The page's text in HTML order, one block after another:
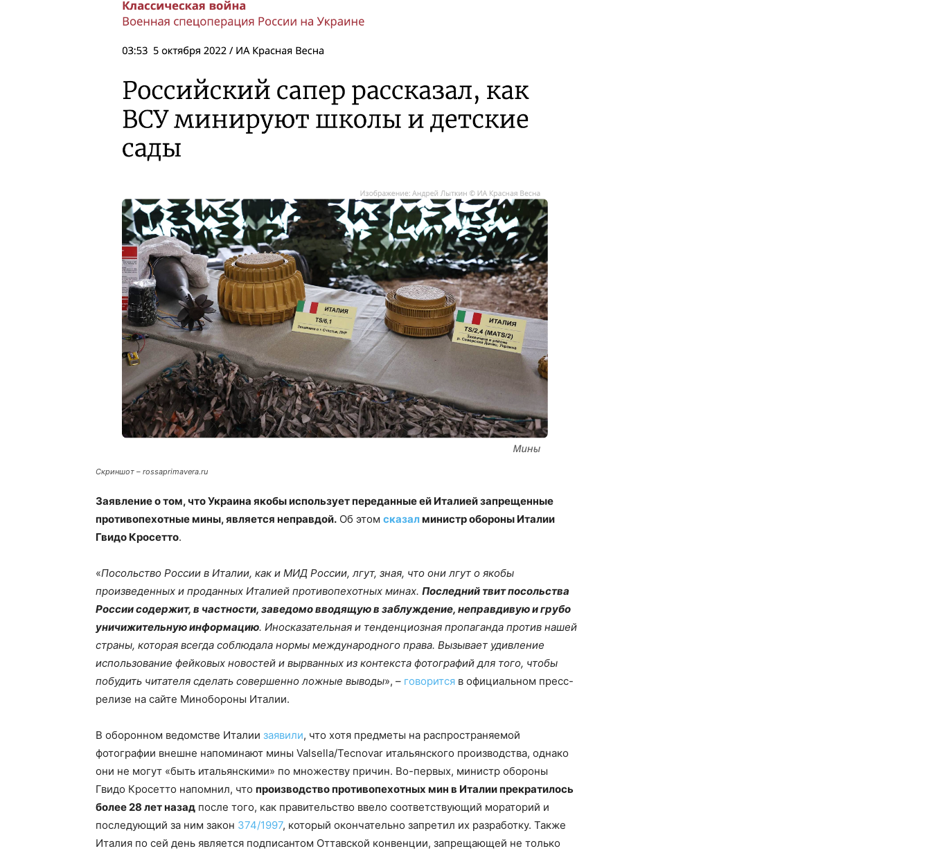
Скриншот – rossaprimavera.ru
Заявление о том, что Украина якобы использует переданные ей Италией запрещенные
противопехотные мины, является неправдой. Об этом сказалминистр обороны Италии
Гвидо Кросетто.
«Посольство России в Италии, как и МИД России, лгут, зная, что они лгут о якобы
произведенных и проданных Италией противопехотных минах. Последний твит посольства
России содержит, в частности, заведомо вводящую в заблуждение, неправдивую и грубо
уничижительную информацию. Иносказательная и тенденциозная пропаганда против нашей
страны, которая всегда соблюдала нормы международного права. Вызывает удивление
использование фейковых новостей и вырванных из контекста фотографий для того, чтобы
побудить читателя сделать совершенно ложные выводы», – говорится в официальном пресс-
релизе на сайте Минобороны Италии.
В оборонном ведомстве Италии заявили, что хотя предметы на распространяемой
фотографии внешне напоминают мины Valsella/Tecnovar итальянского производства, однако
они не могут «быть итальянскими» по множеству причин. Во-первых, министр обороны
Гвидо Кросетто напомнил, что производство противопехотных мин в Италии прекратилось
более 28 лет назад после того, как правительство ввело соответствующий мораторий и
последующий за ним закон 374/1997, который окончательно запретил их разработку. Также
Италия по сей день является подписантом Оттавской конвенции, запрещающей не только